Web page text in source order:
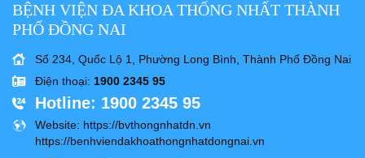
BỆNH VIỆN ĐA KHOA THỐNG NHẤT THÀNH
PHỐ ĐỒNG NAI
Số 234, Quốc Lộ 1, Phường Long Bình, Thành Phố Đồng Nai
Điện thoại: 1900 2345 95
Hotline: 1900 2345 95
Website: https://bvthongnhatdn.vn
https://benhviendakhoathongnhatdongnai.vn